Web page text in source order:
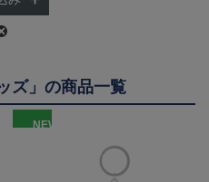
ズ」の商品一覧
NEW